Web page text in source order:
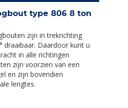
type 806 8 ton
zijn in trekrichting
draaibaar. Daardoor kunt u
in alle richtingen
zijn voorzien van een
en zijn bovendien
lengtes.